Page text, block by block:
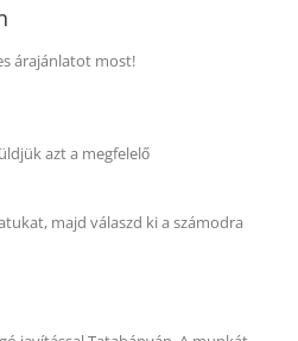
árajánlatot most!
azt a megfelelő
majd válaszd ki a számodra